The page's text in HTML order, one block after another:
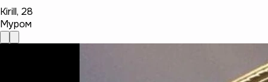
Kirill, 28
Муром